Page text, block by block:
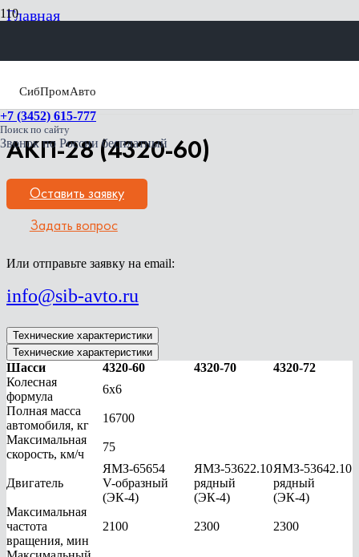
СибПромАвто
+7 (3452) 615-777
Поиск по сайту
Звонок по России бесплатный
Главная
АКП-28 (4320-60)
АКП-28 (4320-60)
Оставить заявку
Задать вопрос
Или отправьте заявку на email:
info@sib-avto.ru
Технические характеристики
Технические характеристики
Шасси 4320-60 4320-70
4320-72
Колесная
формула
6х6
Полная масса
автомобиля, кг
16700
Максимальная
скорость, км/ч
75
Двигатель
ЯМЗ-65654
V-образный
(ЭК-4)
ЯМЗ-53622.10
рядный
(ЭК-4)
ЯМЗ-53642.10
рядный
(ЭК-4)
Максимальная
частота
вращения, мин
2100 2300 2300